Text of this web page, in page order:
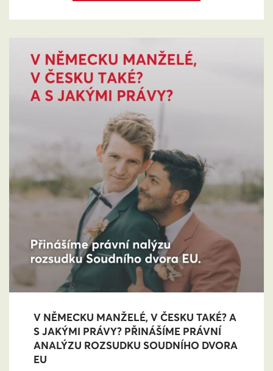
V NĚMECKU MANŽELÉ, V ČESKU TAKÉ? A
S JAKÝMI PRÁVY? PŘINÁŠÍME PRÁVNÍ
ANALÝZU ROZSUDKU SOUDNÍHO DVORA
EU